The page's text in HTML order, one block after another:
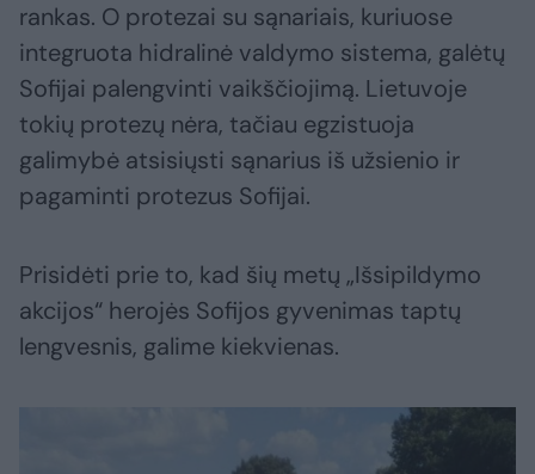
rankas. O protezai su sąnariais, kuriuose
integruota hidralinė valdymo sistema, galėtų
Sofijai palengvinti vaikščiojimą. Lietuvoje
tokių protezų nėra, tačiau egzistuoja
galimybė atsisiųsti sąnarius iš užsienio ir
pagaminti protezus Sofijai.
Prisidėti prie to, kad šių metų „Išsipildymo
akcijos“ herojės Sofijos gyvenimas taptų
lengvesnis, galime kiekvienas.